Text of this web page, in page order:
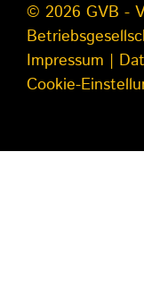
© 2026 GVB -
Impressum |
Cookie-